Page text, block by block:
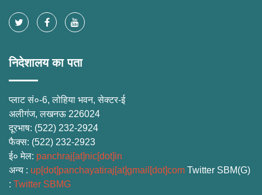
निदेशालय का पता
प्लाट सं०-6, लोहिया भवन, सेक्टर-ई
अलीगंज, लखनऊ 226024
दूरभाष: (522) 232-2924
फैक्स: (522) 232-2923
ई० मेल: panchraj[at]nic[dot]in
अन्य : up[dot]panchayatiraj[at]gmail[dot]com Twitter SBM(G)
: Twitter SBMG